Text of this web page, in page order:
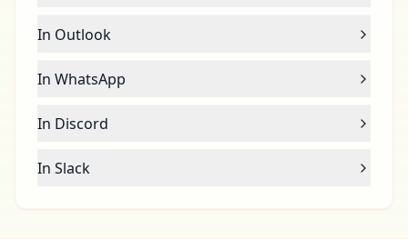
In Outlook
In WhatsApp
In Discord
In Slack